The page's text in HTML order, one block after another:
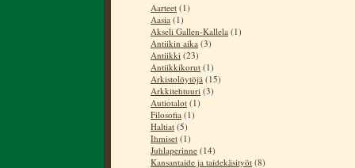
Aarteet (1)
Aasia (1)
Akseli Gallen-Kallela (1)
Antiikin aika (3)
Antiikki (23)
Antiikkikorut (1)
Arkistolöytöjä (15)
Arkkitehtuuri (3)
Autiotalot (1)
Filosofia (1)
Haltiat (5)
Ihmiset (1)
Juhlaperinne (14)
Kansantaide ja taidekäsityöt (8)